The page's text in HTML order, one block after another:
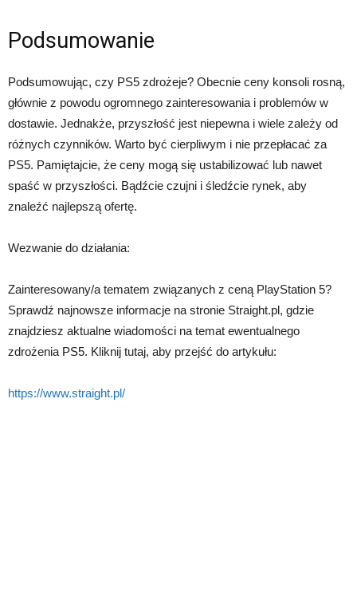
Podsumowanie
Podsumowując, czy PS5 zdrożeje? Obecnie ceny konsoli rosną,
głównie z powodu ogromnego zainteresowania i problemów w
dostawie. Jednakże, przyszłość jest niepewna i wiele zależy od
różnych czynników. Warto być cierpliwym i nie przepłacać za
PS5. Pamiętajcie, że ceny mogą się ustabilizować lub nawet
spaść w przyszłości. Bądźcie czujni i śledźcie rynek, aby
znaleźć najlepszą ofertę.
Wezwanie do działania:
Zainteresowany/a tematem związanych z ceną PlayStation 5?
Sprawdź najnowsze informacje na stronie Straight.pl, gdzie
znajdziesz aktualne wiadomości na temat ewentualnego
zdrożenia PS5. Kliknij tutaj, aby przejść do artykułu:
https://www.straight.pl/